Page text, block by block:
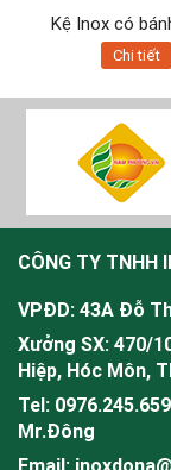
Kệ Inox có
Chi tiết
CÔNG TY TNHH
VPĐD: 43A Đỗ
Xưởng SX: 470/
Hiệp, Hóc Môn,
Tel:
Mr.Đông
Email: